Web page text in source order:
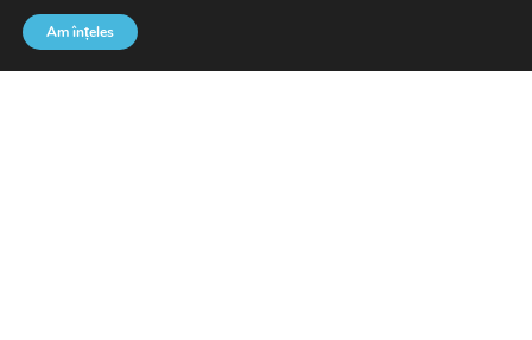
Ready to Move in
Proiecte complete
Am înțeles